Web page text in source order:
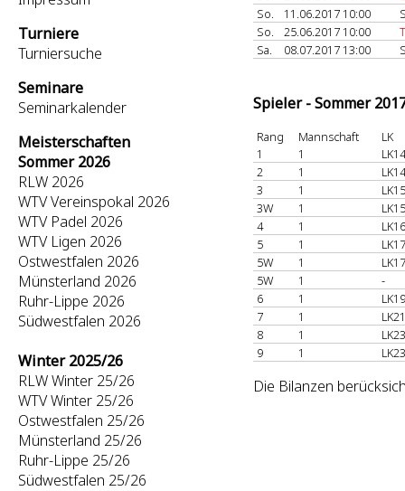
Turniere
Turniersuche
Seminare
Seminarkalender
Meisterschaften
Sommer 2026
RLW 2026
WTV Vereinspokal 2026
WTV Padel 2026
WTV Ligen 2026
Ostwestfalen 2026
Münsterland 2026
Ruhr-Lippe 2026
Südwestfalen 2026
Winter 2025/26
RLW Winter 25/26
WTV Winter 25/26
Ostwestfalen 25/26
Münsterland 25/26
Ruhr-Lippe 25/26
Südwestfalen 25/26
So.
11.06.2017 10:00
So.
25.06.2017 10:00
Sa.
08.07.2017 13:00
Spieler - Sommer
Rang Mannschaft
LK
1
1
2
1
3
1
3W
1
4
1
5
1
5W
1
5W
1
-
6
1
7
1
8
1
9
1
Die Bilanzen